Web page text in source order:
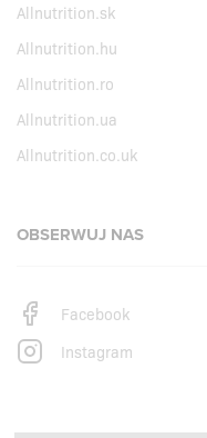
Allnutrition.sk
Allnutrition.hu
Allnutrition.ro
Allnutrition.ua
Allnutrition.co.uk
OBSERWUJ NAS
Facebook
Instagram